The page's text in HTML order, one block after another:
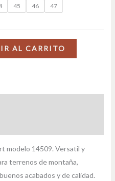
45 46 47
AL CARRITO
modelo 14509. Versatil y
terrenos de montaña,
acabados y de calidad.